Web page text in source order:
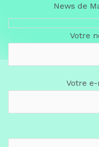
News de
Votre
Votre